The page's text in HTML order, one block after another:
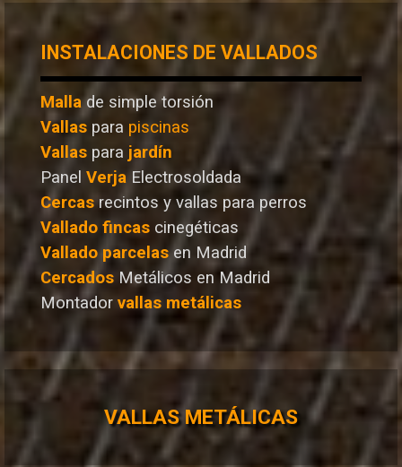
INSTALACIONES DE VALLADOS
Mallade simple torsión
Vallas para piscinas
Vallas para jardín
Panel Verja Electrosoldada
Cercas recintos y vallas para perros
Vallado fincas cinegéticas
Vallado parcelasen Madrid
Cercados Metálicos en Madrid
Montador vallas metálicas
VALLAS METÁLICAS